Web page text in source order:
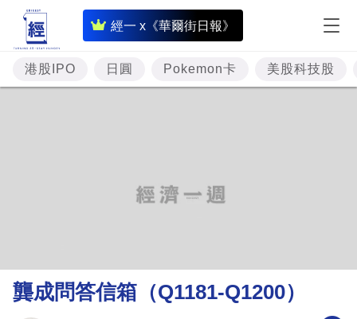
經一 x《華爾街日報》
即
時
財
經
理
財
港股IPO 日圓 Pokemon卡 美股科技股
龔成問答信箱（Q1181-Q1200）